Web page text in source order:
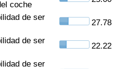
coche
de ser
27.78
de ser
22.22
de ser